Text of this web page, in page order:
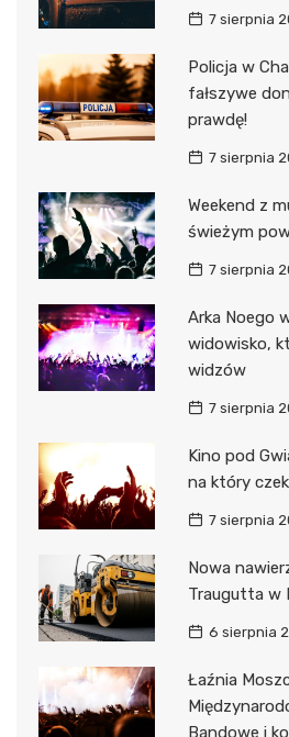
7 sierpnia
Policja w
fałszywe
prawdę!
7 sierpnia
Weekend z
świeżym
7 sierpnia
Arka Noego
widowisko,
widzów
7 sierpnia
Kino pod
na który
7 sierpnia
Nowa
Traugutta w
6 sierpnia
Łaźnia
Bandowe i